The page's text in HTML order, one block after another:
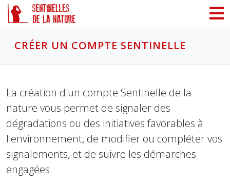
CRÉER UN COMPTE SENTINELLE
La création d'un compte Sentinelle de la
nature vous permet de signaler des
dégradations ou des initiatives favorables à
l'environnement, de modifier ou compléter vos
signalements, et de suivre les démarches
engagées.
Panneau de gestion des cookies